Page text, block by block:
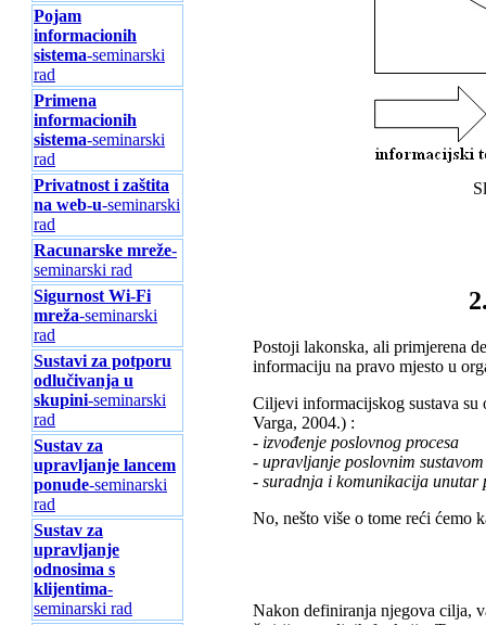
Pojam
informacionih
sistema-seminarski
rad
Primena
informacionih
sistema-seminarski
rad
Privatnost i zaštita
na web-u-seminarski
rad
Racunarske mreže-
seminarski rad
Sigurnost Wi-Fi
mreža-seminarski
rad
Sustavi za potporu
odlučivanja u
skupini-seminarski
rad
Sustav za
upravljanje lancem
ponude-seminarski
rad
Sustav za
upravljanje
odnosima s
klijentima-
seminarski rad
Postoji lakonska, ali primjerena
informaciju na pravo mjesto u
Ciljevi informacijskog sustava
Varga, 2004.) :
- izvođenje poslovnog procesa
- upravljanje poslovnim sustavom
- suradnja i komunikacija unutar
No, nešto više o tome reći ćemo
Nakon definiranja njegova cilja,